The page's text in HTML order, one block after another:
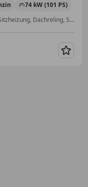
74 kW (101 PS)
Nebelscheinwerfer, Nichtraucherfahrzeug, Sitzheizung, Dachreling, Spurhalteassistent, Notbremsassistent, Anhängerkupplung, Regensensor